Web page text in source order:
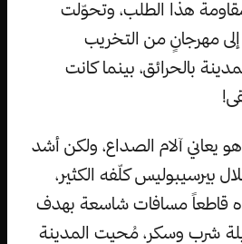
هذا الطلب، وتحوّلت
مهرجانٍ من التخريب
بالحرائق، بينما كانت
يعاني آلام الصداع، ولكن أشد
بيرسيبوليس كلّفه الكثير،
قاطعاً مسافات شاسعة بهدف
ليلة شرب وسكر، مُحيت المدينة